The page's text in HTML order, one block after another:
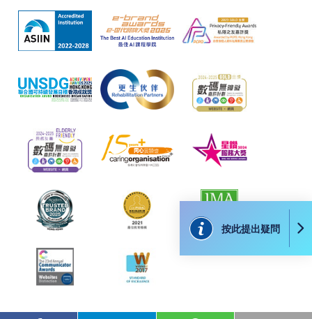
個別課程為須報讀同一學歷頒授課程及其他單元或繳
交下期學費的學員，提供網上服務，如學員就讀的課
程設有此服務，課程負責人會通知學員有關程序。
網上支付可通過「繳費靈」(PPS) (不適用於手機)、
VISA 或 Mastercard、「微信支付」(Online WeChat
繳付學費。
親身報名/郵遞
凡以「先到先得」為取錄方式的課程，請填妥
費以及所需證明文件呈交。
按此提出疑問
折